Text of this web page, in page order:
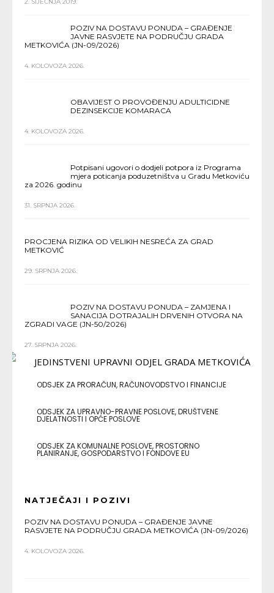
POZIV NA DOSTAVU PONUDA – GRAĐENJE
JAVNE RASVJETE NA PODRUČJU GRADA
METKOVIĆA (JN-09/2026)
4. KOLOVOZA 2026.
OBAVIJEST O PROVOĐENJU ADULTICIDNE
DEZINSEKCIJE KOMARACA
4. KOLOVOZA 2026.
Potpisani ugovori o dodjeli potpora iz Programa
mjera poticanja poduzetništva u Gradu Metkoviću
za 2026. godinu
31. SRPNJA 2026.
PROCJENA RIZIKA OD VELIKIH NESREĆA ZA GRAD
METKOVIĆ
29. SRPNJA 2026.
POZIV NA DOSTAVU PONUDA – ZAMJENA I
SANACIJA DOTRAJALIH DRVENIH OTVORA NA
ZGRADI VAGE (JN-50/2026)
27. SRPNJA 2026.
ODSJEK ZA PRORAČUN, RAČUNOVODSTVO I FINANCIJE
ODSJEK ZA UPRAVNO-PRAVNE POSLOVE, DRUŠTVENE
DJELATNOSTI I OPĆE POSLOVE
ODSJEK ZA KOMUNALNE POSLOVE, PROSTORNO
PLANIRANJE, GOSPODARSTVO I FONDOVE EU
NATJEČAJI I POZIVI
POZIV NA DOSTAVU PONUDA – GRAĐENJE JAVNE
RASVJETE NA PODRUČJU GRADA METKOVIĆA (JN-09/2026)
4. KOLOVOZA 2026.